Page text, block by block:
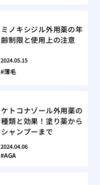
ミノキシジル外用薬の年
齢制限と使用上の注意
2024.05.15
薄毛
ケトコナゾール外用薬の
種類と効果！塗り薬から
シャンプーまで
2024.04.06
AGA